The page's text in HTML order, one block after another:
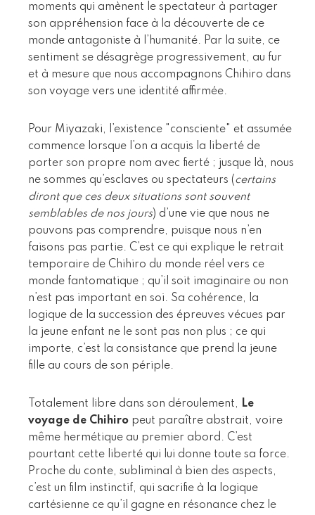
moments qui amènent le spectateur à partager
son appréhension face à la découverte de ce
monde antagoniste à l’humanité. Par la suite, ce
sentiment se désagrège progressivement, au fur
et à mesure que nous accompagnons Chihiro dans
son voyage vers une identité affirmée.
Pour Miyazaki, l’existence "consciente" et assumée
commence lorsque l’on a acquis la liberté de
porter son propre nom avec fierté ; jusque là, nous
ne sommes qu’esclaves ou spectateurs (certains
diront que ces deux situations sont souvent
semblables de nos jours) d’une vie que nous ne
pouvons pas comprendre, puisque nous n’en
faisons pas partie. C’est ce qui explique le retrait
temporaire de Chihiro du monde réel vers ce
monde fantomatique ; qu’il soit imaginaire ou non
n’est pas important en soi. Sa cohérence, la
logique de la succession des épreuves vécues par
la jeune enfant ne le sont pas non plus ; ce qui
importe, c’est la consistance que prend la jeune
fille au cours de son périple.
Totalement libre dans son déroulement,
Le
voyage de Chihiro peut paraître abstrait, voire
même hermétique au premier abord. C’est
pourtant cette liberté qui lui donne toute sa force.
Proche du conte, subliminal à bien des aspects,
c’est un film instinctif, qui sacrifie à la logique
cartésienne ce qu’il gagne en résonance chez le